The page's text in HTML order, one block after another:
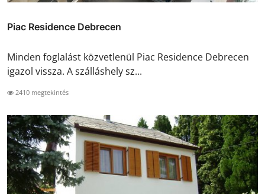
Piac Residence Debrecen
Minden foglalást közvetlenül Piac Residence Debrecen
igazol vissza. A szálláshely sz...
2410 megtekintés